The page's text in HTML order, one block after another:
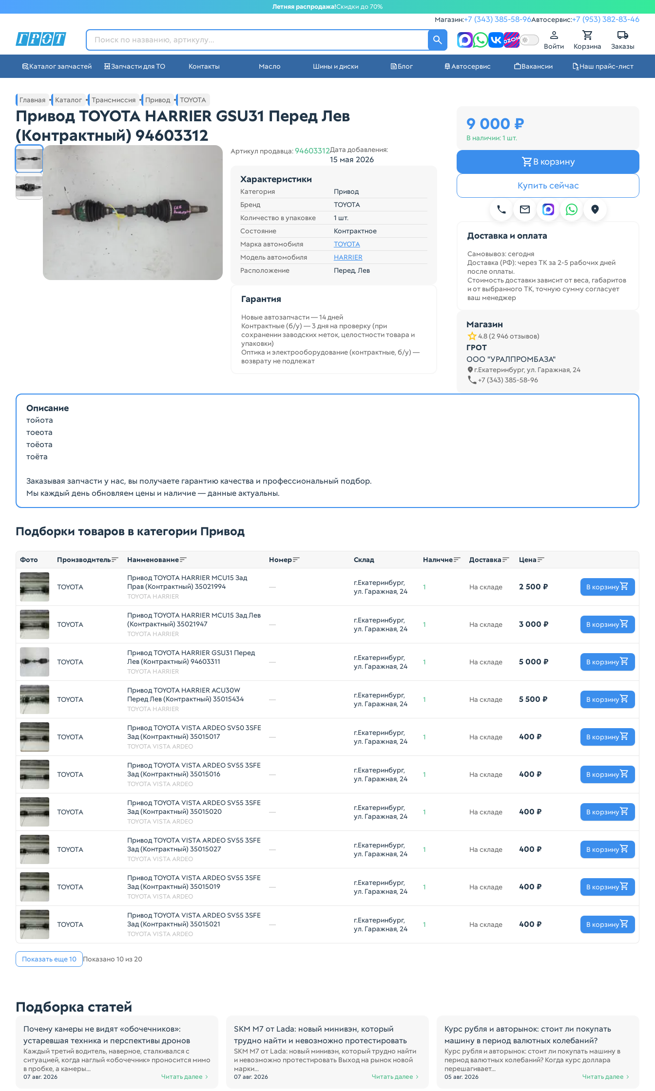
Летняя распродажа!Скидки до 70%
Магазин:+7 (343) 385-58-96Автосервис:+7 (953) 382-83-46
ГРОТ - Автозапчасти в Екатеринбурге
Войти Корзина Заказы
Каталог запчастей Запчасти для ТО Контакты Масло Шины и диски Блог Автосервис Вакансии Наш прайс-лист
Основное меню навигации интернет-магазина автозапчастей в Екатеринбурге
Главная Каталог Трансмиссия Привод TOYOTA
Привод TOYOTA HARRIER GSU31 Перед Лев
(Контрактный) 94603312
Артикул продавца:94603312Дата добавления:
15 мая 2026
Характеристики
Категория
Привод
Бренд
TOYOTA
Количество в упаковке
1 шт.
Состояние
Контрактное
Марка автомобиля
TOYOTA
Модель автомобиля
HARRIER
Расположение
Перед, Лев
Гарантия
Новые автозапчасти — 14 дней
Контрактные (б/у) — 3 дня на проверку (при
сохранении заводских меток, целостности товара и
упаковки)
Оптика и электрооборудование (контрактные, б/у) —
возврату не подлежат
9 000 ₽
В наличии:1 шт.
В корзину
Купить сейчас
Доставка и оплата
Самовывоз: сегодня
Доставка (РФ): через ТК за 2-5 рабочих дней
после оплаты.
Стоимость доставки зависит от веса, габаритов
и от выбранного ТК, точную сумму согласует
ваш менеджер
Магазин
4.8 (2 946 отзывов)
ГРОТ
ООО "УРАЛПРОМБАЗА"
г.Екатеринбург, ул. Гаражная, 24
+7 (343) 385-58-96
Описание
тойота
тоеота
тоёота
тоёта
Заказывая запчасти у нас, вы получаете гарантию качества и профессиональный подбор.
Мы каждый день обновляем цены и наличие — данные актуальны.
Подборки товаров в категории Привод
Фото Производитель Наименование Номер Склад Наличие Доставка Цена
TOYOTA
Привод TOYOTA HARRIER MCU15 Зад
Прав (Контрактный) 35021994
TOYOTA HARRIER
—
г.Екатеринбург,
ул. Гаражная, 24
1 На складе 2 500 ₽ В корзину
TOYOTA
Привод TOYOTA HARRIER MCU15 Зад Лев
(Контрактный) 35021947
TOYOTA HARRIER
—
г.Екатеринбург,
ул. Гаражная, 24
1 На складе 3 000 ₽ В корзину
TOYOTA
Привод TOYOTA HARRIER GSU31 Перед
Лев (Контрактный) 94603311
TOYOTA HARRIER
—
г.Екатеринбург,
ул. Гаражная, 24
1 На складе 5 000 ₽ В корзину
TOYOTA
Привод TOYOTA HARRIER ACU30W
Перед Лев (Контрактный) 35015434
TOYOTA HARRIER
—
г.Екатеринбург,
ул. Гаражная, 24
1 На складе 5 500 ₽ В корзину
TOYOTA
Привод TOYOTA VISTA ARDEO SV50 3SFE
Зад (Контрактный) 35015017
TOYOTA VISTA ARDEO
—
г.Екатеринбург,
ул. Гаражная, 24
1 На складе 400 ₽ В корзину
TOYOTA
Привод TOYOTA VISTA ARDEO SV55 3SFE
Зад (Контрактный) 35015016
TOYOTA VISTA ARDEO
—
г.Екатеринбург,
ул. Гаражная, 24
1 На складе 400 ₽ В корзину
TOYOTA
Привод TOYOTA VISTA ARDEO SV55 3SFE
Зад (Контрактный) 35015020
TOYOTA VISTA ARDEO
—
г.Екатеринбург,
ул. Гаражная, 24
1 На складе 400 ₽ В корзину
TOYOTA
Привод TOYOTA VISTA ARDEO SV55 3SFE
Зад (Контрактный) 35015027
TOYOTA VISTA ARDEO
—
г.Екатеринбург,
ул. Гаражная, 24
1 На складе 400 ₽ В корзину
TOYOTA
Привод TOYOTA VISTA ARDEO SV55 3SFE
Зад (Контрактный) 35015019
TOYOTA VISTA ARDEO
—
г.Екатеринбург,
ул. Гаражная, 24
1 На складе 400 ₽ В корзину
TOYOTA
Привод TOYOTA VISTA ARDEO SV55 3SFE
Зад (Контрактный) 35015021
TOYOTA VISTA ARDEO
—
г.Екатеринбург,
ул. Гаражная, 24
1 На складе 400 ₽ В корзину
Показать еще 10 Показано 10 из 20
Подборка статей
Почему камеры не видят «обочечников»:
устаревшая техника и перспективы дронов
Каждый третий водитель, наверное, сталкивался с
ситуацией, когда наглый «обочечник» проносится мимо
в пробке, а камеры...
07 авг. 2026 Читать далее
SKM M7 от Lada: новый минивэн, который
трудно найти и невозможно протестировать
SKM M7 от Lada: новый минивэн, который трудно найти
и невозможно протестировать Выход на рынок новой
марки...
07 авг. 2026 Читать далее
Курс рубля и авторынок: стоит ли покупать
машину в период валютных колебаний?
Курс рубля и авторынок: стоит ли покупать машину в
период валютных колебаний? Когда курс доллара
перешагивает...
05 авг. 2026 Читать далее